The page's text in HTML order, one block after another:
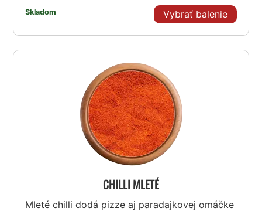
Skladom Vybrať balenie
CHILLI MLETÉ
Mleté chilli dodá pizze aj paradajkovej omáčke